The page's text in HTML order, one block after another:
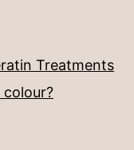
Treatments